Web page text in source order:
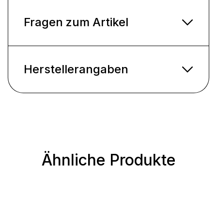
Fragen zum Artikel
Herstellerangaben
Produktgalerie überspringen
Ähnliche Produkte